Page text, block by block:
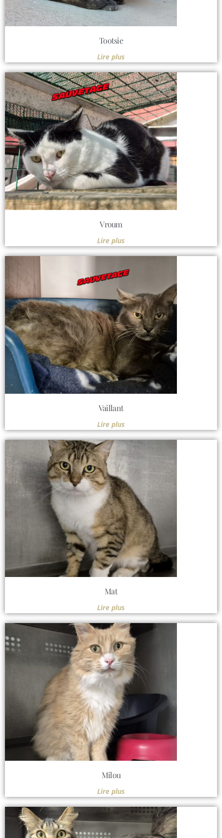
Tootsie
Lire plus
Vroum
Lire plus
Vaillant
Lire plus
Mat
Lire plus
Milou
Lire plus